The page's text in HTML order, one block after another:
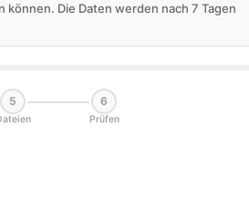
Die Daten werden nach 7 Tagen
5 6
Prüfen